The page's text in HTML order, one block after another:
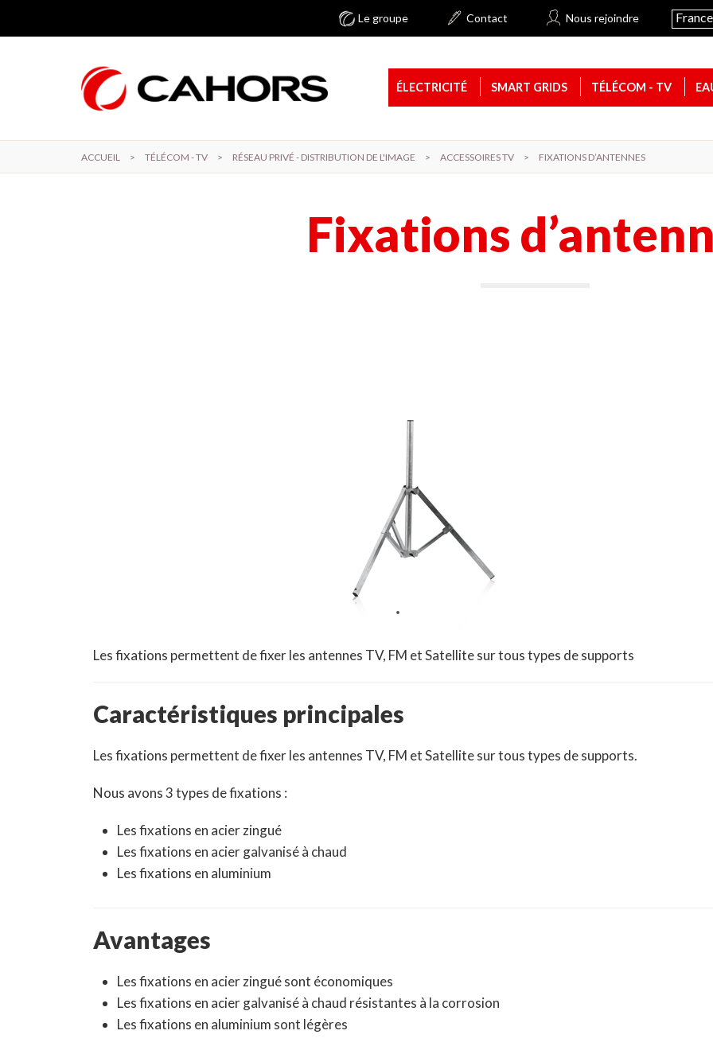
Le groupe Contact Nous rejoindre
ÉLECTRICITÉ SMART GRIDS TÉLÉCOM - TV
ACCUEIL > TÉLÉCOM - TV > RÉSEAU PRIVÉ - DISTRIBUTION DE L'IMAGE > ACCESSOIRES TV > FIXATIONS D’ANTENNES
Fixations
Les fixations permettent de fixer les antennes TV, FM et Satellite sur tous types de supports
Caractéristiques principales
Les fixations permettent de fixer les antennes TV, FM et Satellite sur tous types de supports.
Nous avons 3 types de fixations :
Les fixations en acier zingué
Les fixations en acier galvanisé à chaud
Les fixations en aluminium
Avantages
Les fixations en acier zingué sont économiques
Les fixations en acier galvanisé à chaud résistantes à la corrosion
Les fixations en aluminium sont légères